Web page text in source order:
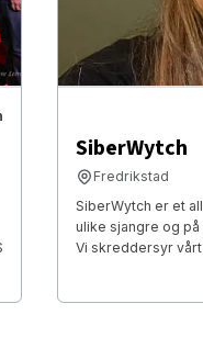
SiberWytch
Fredrikstad
SiberWytch er et
ulike sjangre og
Vi skreddersyr